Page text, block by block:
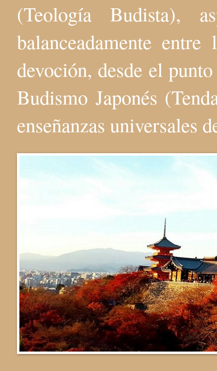
(Teología Budista),
balanceadamente
devoción, desde el
Budismo Japonés
enseñanzas universales